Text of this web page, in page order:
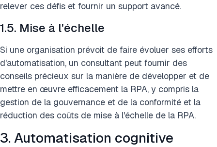
relever ces défis et fournir un support avancé.
1.5. Mise à l'échelle
Si une organisation prévoit de faire évoluer ses efforts
d'automatisation, un consultant peut fournir des
conseils précieux sur la manière de développer et de
mettre en œuvre efficacement la RPA, y compris la
gestion de la gouvernance et de la conformité et la
réduction des coûts de mise à l'échelle de la RPA.
3. Automatisation cognitive